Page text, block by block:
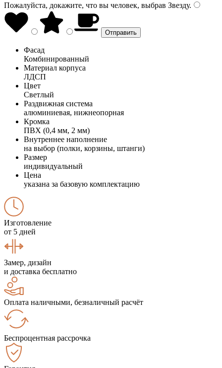
Пожалуйста, докажите, что вы человек, выбрав Звезду.
Фасад
Комбинированный
Материал корпуса
ЛДСП
Цвет
Светлый
Раздвижная система
алюминиевая, нижнеопорная
Кромка
ПВХ (0,4 мм, 2 мм)
Внутреннее наполнение
на выбор (полки, корзины, штанги)
Размер
индивидуальный
Цена
указана за базовую комплектацию
Изготовление
от 5 дней
Замер, дизайн
и доставка бесплатно
Оплата наличными, безналичный расчёт
Беспроцентная рассрочка